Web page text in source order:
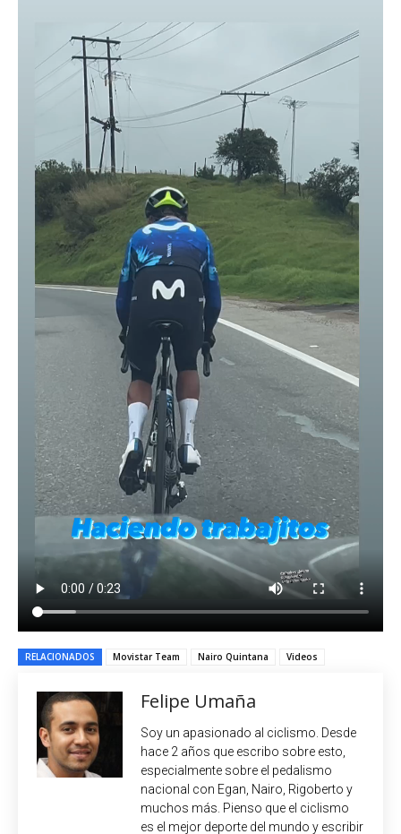
RELACIONADOS Movistar Team Nairo Quintana Videos
Felipe Umaña
Soy un apasionado al ciclismo. Desde
hace 2 años que escribo sobre esto,
especialmente sobre el pedalismo
nacional con Egan, Nairo, Rigoberto y
muchos más. Pienso que el ciclismo
es el mejor deporte del mundo y escribir